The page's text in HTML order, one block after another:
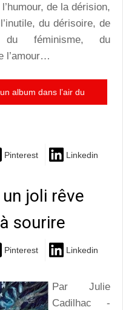
de la dérision,
du dérisoire, de
du féminisme, du
l’amour…
album dans l’air du
Pinterest Linkedin
joli rêve
sourire
Pinterest Linkedin
Par Julie
Cadilhac -